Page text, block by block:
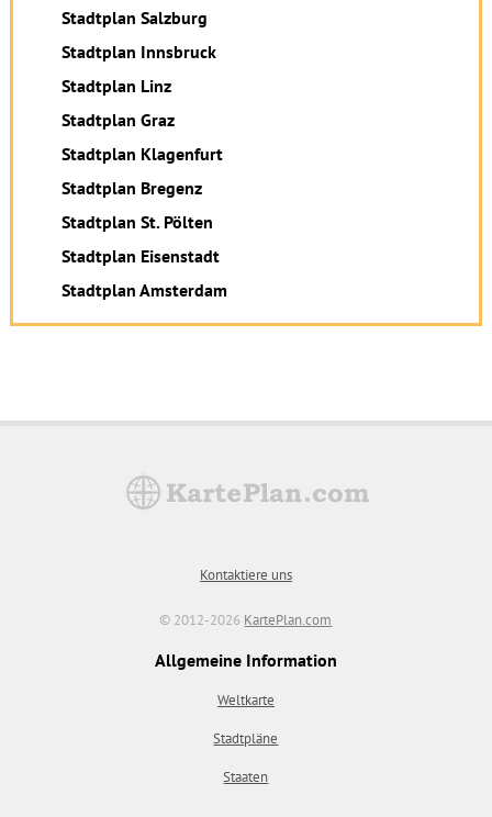
Stadtplan Salzburg
Stadtplan Innsbruck
Stadtplan Linz
Stadtplan Graz
Stadtplan Klagenfurt
Stadtplan Bregenz
Stadtplan St. Pölten
Stadtplan Eisenstadt
Stadtplan Amsterdam
Kontaktiere uns
© 2012-2026 KartePlan.com
Allgemeine Information
Weltkarte
Stadtpläne
Staaten